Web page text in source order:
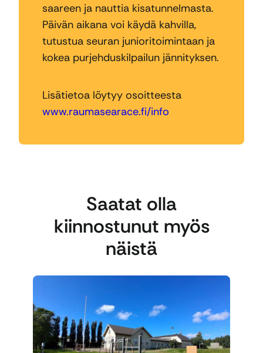
saareen ja nauttia kisatunnelmasta.
Päivän aikana voi käydä kahvilla,
tutustua seuran junioritoimintaan ja
kokea purjehduskilpailun jännityksen.
Lisätietoa löytyy osoitteesta
www.raumasearace.fi/info
Saatat olla
kiinnostunut myös
näistä